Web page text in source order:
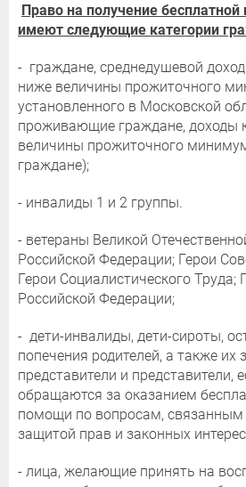
Право на получение
имеют следующие категории
- граждане, среднедушевой
ниже величины прожиточного
установленного в Московской
проживающие граждане, доходы
величины прожиточного
граждане);
- инвалиды 1 и 2 группы.
- ветераны Великой
Российской Федерации; Герои
Герои Социалистического Труда;
Российской Федерации;
- дети-инвалиды, дети-сироты,
попечения родителей, а также их
представители и представители,
обращаются за оказанием
помощи по вопросам, связанным
защитой прав и законных
- лица, желающие принять на